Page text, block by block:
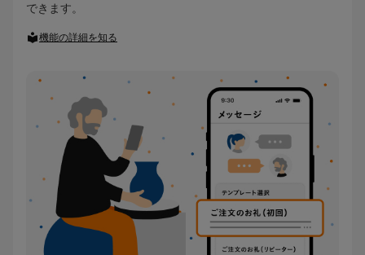
できます。
機能の詳細を知る